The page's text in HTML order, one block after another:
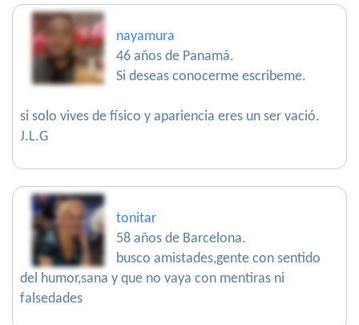
nayamura
46 años de Panamá.
Si deseas conocerme escribeme.
si solo vives de físico y apariencia eres un ser vació.
J.L.G
tonitar
58 años de Barcelona.
busco amistades,gente con sentido
del humor,sana y que no vaya con mentiras ni
falsedades